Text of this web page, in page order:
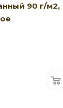
90 г/м2,